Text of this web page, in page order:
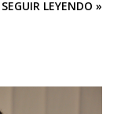
organizadores se
que sepultar el
SEGUIR LEYENDO »